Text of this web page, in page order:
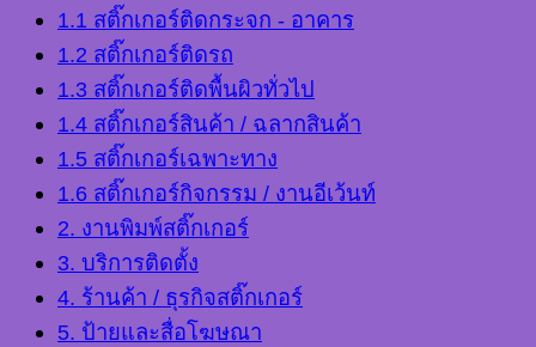
1.1 สติ๊กเกอร์ติดกระจก - อาคาร
1.2 สติ๊กเกอร์ติดรถ
1.3 สติ๊กเกอร์ติดพื้นผิวทั่วไป
1.4 สติ๊กเกอร์สินค้า / ฉลากสินค้า
1.5 สติ๊กเกอร์เฉพาะทาง
1.6 สติ๊กเกอร์กิจกรรม / งานอีเว้นท์
2. งานพิมพ์สติ๊กเกอร์
3. บริการติดตั้ง
4. ร้านค้า / ธุรกิจสติ๊กเกอร์
5. ป้ายและสื่อโฆษณา